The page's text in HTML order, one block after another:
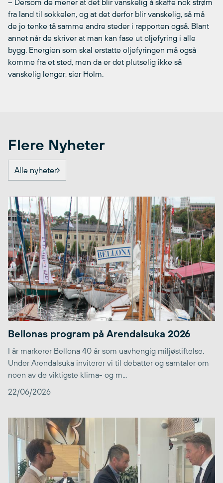
– Dersom de mener at det blir vanskelig å skaffe nok strøm
fra land til sokkelen, og at det derfor blir vanskelig, så må
de jo tenke tå samme andre steder i rapporten også. Blant
annet når de skriver at man kan fase ut oljefyring i alle
bygg. Energien som skal erstatte oljefyringen må også
komme fra et sted, men da er det plutselig ikke så
vanskelig lenger, sier Holm.
Flere Nyheter
Alle nyheter
Bellonas program på Arendalsuka 2026
I år markerer Bellona 40 år som uavhengig miljøstiftelse.
Under Arendalsuka inviterer vi til debatter og samtaler om
noen av de viktigste klima- og m...
22/06/2026